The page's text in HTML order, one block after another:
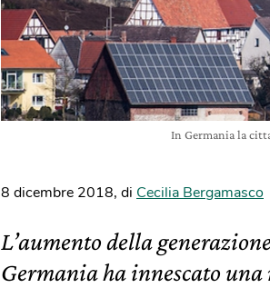
In Germania la
8 dicembre 2018, di Cecilia Bergamasco
L’aumento della
Germania ha innescato